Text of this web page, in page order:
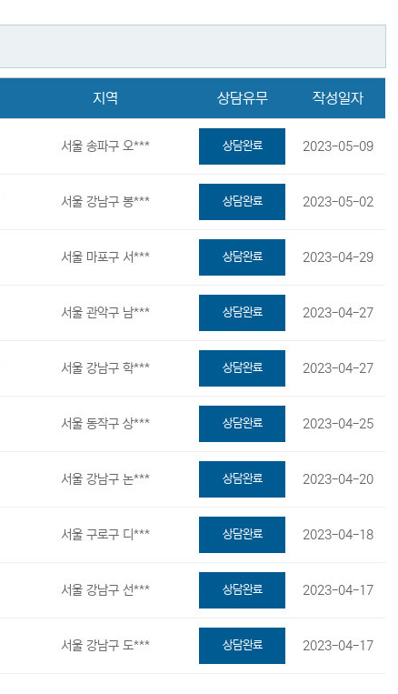
지역 상담유무 작성일자
서울 송파구 오*** 상담완료 2023-05-09
서울 강남구 봉*** 상담완료 2023-05-02
서울 마포구 서*** 상담완료 2023-04-29
서울 관악구 남*** 상담완료 2023-04-27
서울 강남구 학*** 상담완료 2023-04-27
서울 동작구 상*** 상담완료 2023-04-25
서울 강남구 논*** 상담완료 2023-04-20
서울 구로구 디*** 상담완료 2023-04-18
서울 강남구 선*** 상담완료 2023-04-17
서울 강남구 도*** 상담완료 2023-04-17